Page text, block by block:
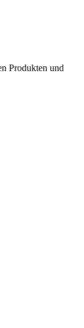
Produkten und